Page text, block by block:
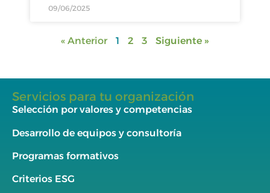
09/06/2025
« Anterior 1 2 3 Siguiente »
Servicios para tu organización
Selección por valores y competencias
Desarrollo de equipos y consultoría
Programas formativos
Criterios ESG